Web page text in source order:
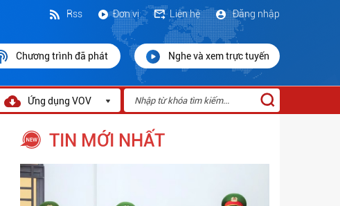
Đăng nhập
Liên hệ
Đơn vị
Rss
Chương trình đã phát Nghe và xem trực tuyến
Ứng dụng VOV
TIN MỚI NHẤT